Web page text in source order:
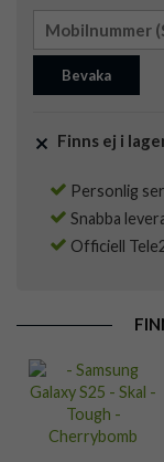
Bevaka
Finns ej i
Personlig
Snabba
Officiell